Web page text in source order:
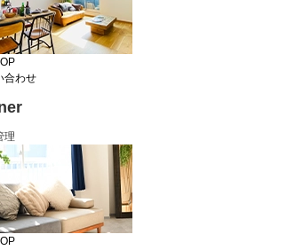
合わせ
理